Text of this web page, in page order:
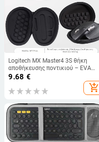
Logitech MX Master4 3S θήκη
αποθήκευσης ποντικιού – EVA
υλικό, κατασκευή με θερμοπρέσα,
αντοχή φόρτωσης 80 g, μοντέλο
JN000230
9.68 €
add_shopping_cart